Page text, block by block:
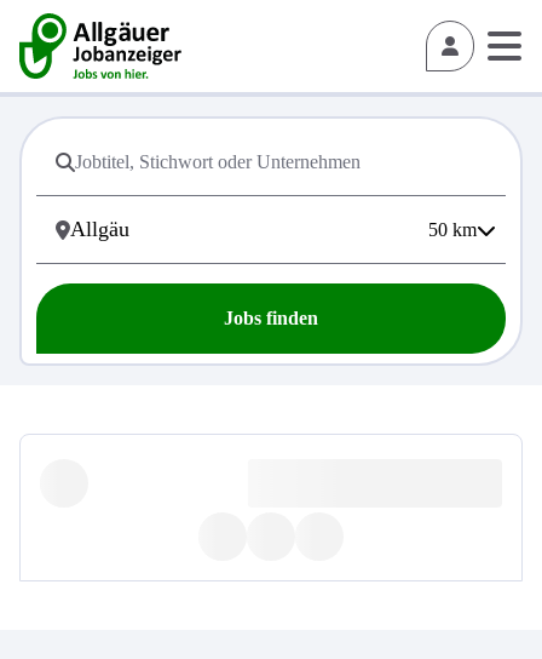
50 km
Jobs finden